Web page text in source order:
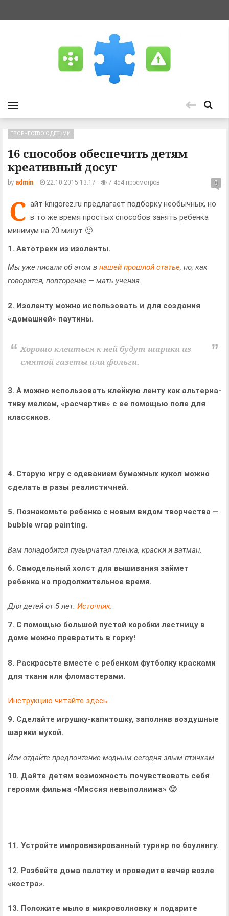
16 способов обеспечить детям
креативный досуг
ТВОРЧЕСТВО С ДЕТЬМИ
by admin 22.10.2015 13:17 7 454 просмотров 0
С айт knigorez.ru пред­ла­гает под­борку необыч­ных, но
в то же время про­стых спо­со­бов занять ребенка
минимум на 20 минут 🙂
1. Автотреки из изоленты.
Мы уже писали об этом в нашей прошлой статье, но, как
говорится, повторение — мать учения.
2. Изоленту можно использовать и для создания
«домашней» паутины.
Хорошо клеиться к ней будут шарики из
смятой газеты или фольги.
3. А можно исполь­зо­вать клейкую ленту как аль­тер­на­
тиву мел­кам, «рас­чер­тив» с ее помощью поле для
клас­си­ков.
4. Старую игру с одеванием бумаж­ных кукол можно
сделать в разы реалистичней.
5. Позна­ко­мьте ребенка с новым видом твор­че­ства —
bubble wrap painting.
Вам понадобится пузыр­ча­тая пленка, краски и ватман.
6. Самодельный холст для вышивания займет
ребенка на продолжительное время.
Для детей от 5 лет. Источник.
7. С помощью большой пустой коробки лестницу в
доме можно превратить в горку!
8. Раскрасьте вместе с ребенком футболку красками
для ткани или фломастерами.
Инструкцию читайте здесь.
9. Сде­лайте игрушку-капитошку, запол­нив воз­душ­ные
шарики мукой.
Или отдайте предпочтение модным сегодня злым птичкам.
10. Дайте детям возможность почувствовать себя
героями фильма «Миссия невыполнима» 🙂
11. Устройте импровизированный турнир по боулингу.
12. Раз­бейте дома пала­тку и проведите вечер возле
«костра».
13. Поло­жите мыло в мик­ро­вол­новку и пода­рите